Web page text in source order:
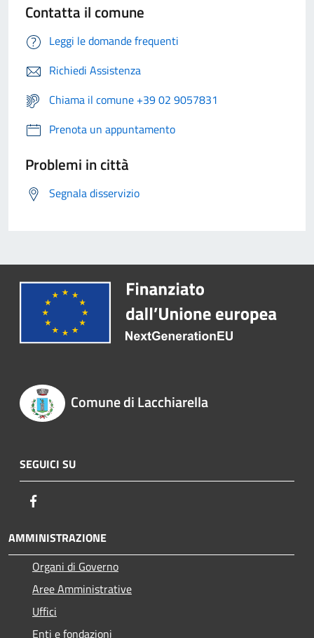
Contatta il comune
Leggi le domande frequenti
Richiedi Assistenza
Chiama il comune +39 02 9057831
Prenota un appuntamento
Problemi in città
Segnala disservizio
Comune di Lacchiarella
SEGUICI SU
AMMINISTRAZIONE
Organi di Governo
Aree Amministrative
Uffici
Enti e fondazioni